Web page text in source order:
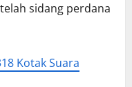
sidang perdana
Kotak Suara